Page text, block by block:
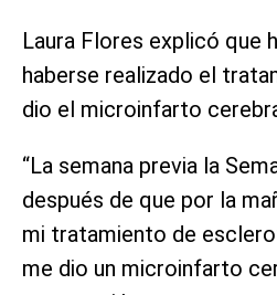
Laura Flores explicó que
haberse realizado el
dio el microinfarto
“La semana previa la
después de que por la
mi tratamiento de
me dio un microinfarto